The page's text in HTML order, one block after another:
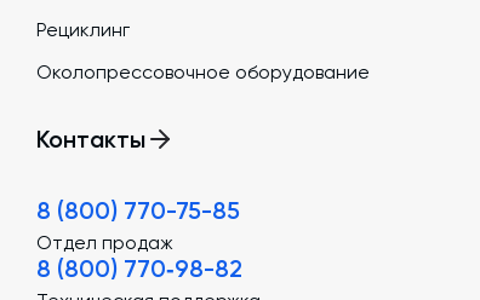
Рециклинг
Околопрессовочное оборудование
Контакты
8 (800) 770-75-85
Отдел продаж
8 (800) 770‑98-82